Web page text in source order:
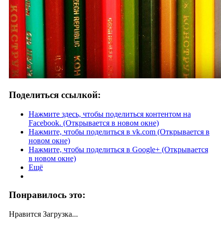
Поделиться ссылкой:
Нажмите здесь, чтобы поделиться контентом на
Facebook. (Открывается в новом окне)
Нажмите, чтобы поделиться в vk.com (Открывается в
новом окне)
Нажмите, чтобы поделиться в Google+ (Открывается
в новом окне)
Ещё
Понравилось это:
Нравится Загрузка...